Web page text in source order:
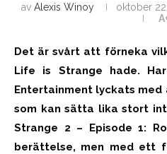
av Alexis Winoy oktober
Det är svårt att förneka
Life is Strange hade. Har
Entertainment lyckats
som kan sätta lika stort
Strange 2 – Episode 1:
berättelse, men med ett